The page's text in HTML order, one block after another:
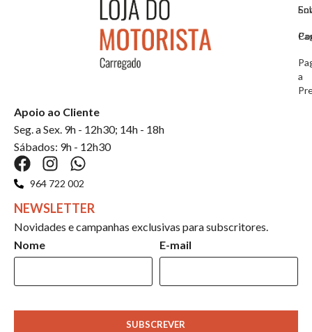
a
Apoio ao Cliente
Seg. a Sex. 9h - 12h30; 14h - 18h
Sábados: 9h - 12h30
964 722 002
NEWSLETTER
Novidades e campanhas exclusivas para subscritores.
Nome
E-mail
SUBSCREVER